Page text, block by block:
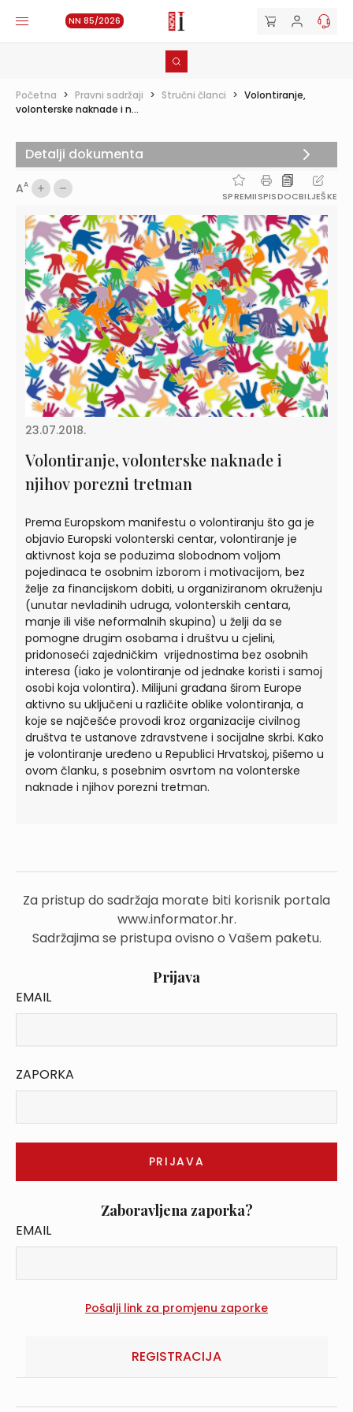
NN 85/2026
Početna > Pravni sadržaji > Stručni članci > Volontiranje,
volonterske naknade i n...
AA
SPREMIISPISDOCBILJEŠKE
23.07.2018.
Volontiranje, volonterske naknade i
njihov porezni tretman
Prema Europskom manifestu o volontiranju što ga je
objavio Europski volonterski centar, volontiranje je
aktivnost koja se poduzima slobodnom voljom
pojedinaca te osobnim izborom i motivacijom, bez
želje za financijskom dobiti, u organiziranom okruženju
(unutar nevladinih udruga, volonterskih centara,
manje ili više neformalnih skupina) u želji da se
pomogne drugim osobama i društvu u cjelini,
pridonoseći zajedničkim vrijednostima bez osobnih
interesa (iako je volontiranje od jednake koristi i samoj
osobi koja volontira). Milijuni građana širom Europe
aktivno su uključeni u različite oblike volontiranja, a
koje se najčešće provodi kroz organizacije civilnog
društva te ustanove zdravstvene i socijalne skrbi. Kako
je volontiranje uređeno u Republici Hrvatskoj, pišemo u
ovom članku, s posebnim osvrtom na volonterske
naknade i njihov porezni tretman.
Za pristup do sadržaja morate biti korisnik portala
www.informator.hr.
Sadržajima se pristupa ovisno o Vašem paketu.
Prijava
EMAIL
ZAPORKA
Zaboravljena zaporka?
EMAIL
REGISTRACIJA
Detalji dokumenta